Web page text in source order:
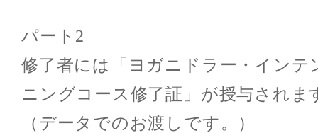
パート2
修了者には「ヨガニドラー・インテ
ニングコース修了証」が授与されま
（データでのお渡しです。）